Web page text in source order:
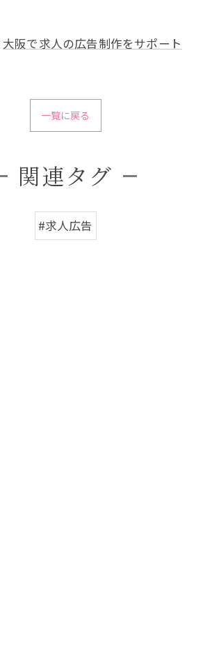
大阪で求人の広告制作をサポート
一覧に戻る
関連タグ
#求人広告